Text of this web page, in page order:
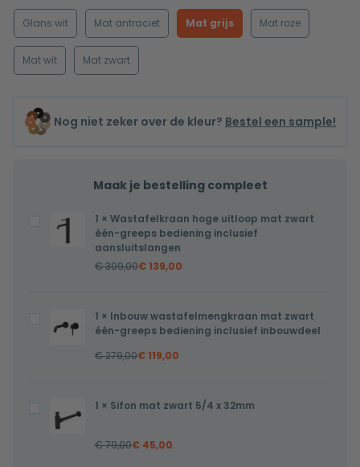
Glans wit Mat antraciet Mat grijs Mat roze
Mat wit Mat zwart
Nog niet zeker over de kleur? Bestel een sample!
Maak je bestelling compleet
Wastafelkraan
hoge
één-
bediening
aansluitslangen
1 × Wastafelkraan hoge uitloop mat zwart
één-greeps bediening inclusief
aansluitslangen
€309,00€ 139,00
Inbouw
wastafelmengkraan
greeps
bediening
1 × Inbouw wastafelmengkraan mat zwart
één-greeps bediening inclusief inbouwdeel
€279,00€ 119,00
Sifon
mat
1 × Sifon mat zwart 5/4 x 32mm
€79,00€ 45,00